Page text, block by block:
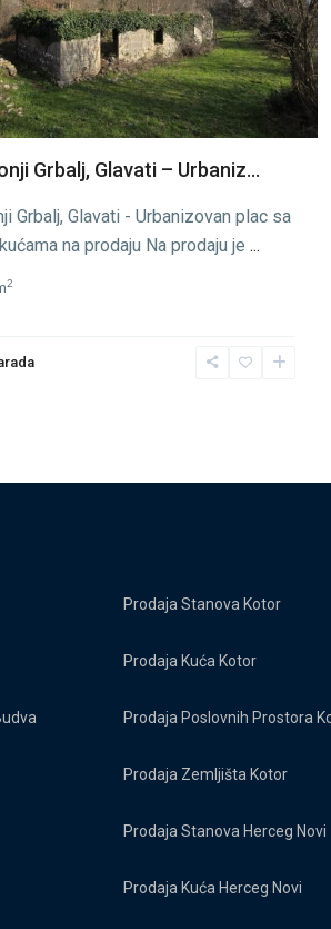
Grbalj, Glavati – Urbaniz...
Grbalj, Glavati - Urbanizovan plac sa
na prodaju Na prodaju je ...
2
Prodaja Stanova Kotor
Prodaja Kuća Kotor
Prodaja Poslovnih Prostora
Prodaja Zemljišta Kotor
Prodaja Stanova Herceg Novi
Prodaja Kuća Herceg Novi